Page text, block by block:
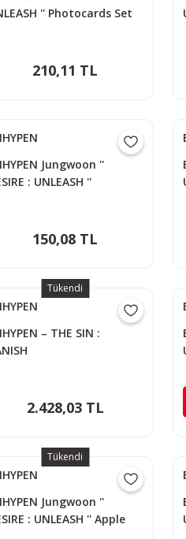
'' Photocards Set
210,11 TL
Jungwoon ''
: UNLEASH ''
150,08 TL
Tükendi
– THE SIN :
2.428,03 TL
Tükendi
Jungwoon ''
: UNLEASH '' Apple